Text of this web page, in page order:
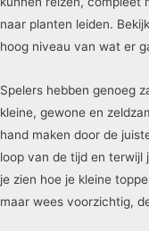
naar planten leiden.
hoog niveau van wat er
Spelers hebben genoeg
kleine, gewone en
hand maken door de
loop van de tijd en terwijl
je zien hoe je kleine
maar wees voorzichtig,